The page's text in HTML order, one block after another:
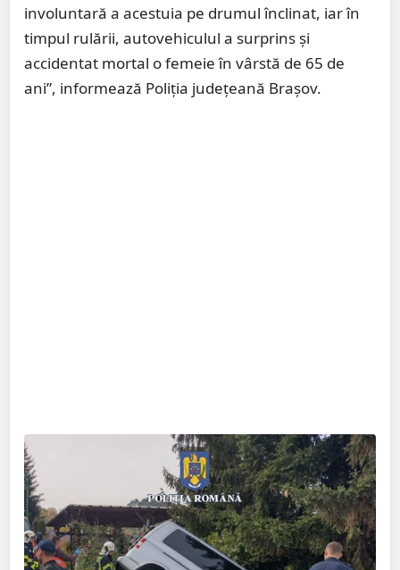
involuntară a acestuia pe drumul înclinat, iar în
timpul rulării, autovehiculul a surprins şi
accidentat mortal o femeie în vârstă de 65 de
ani”, informează Poliţia judeţeană Braşov.